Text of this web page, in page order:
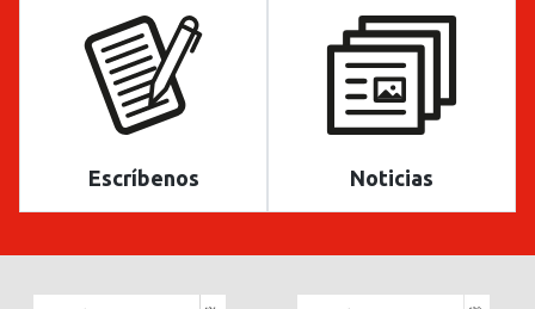
Escríbenos Noticias